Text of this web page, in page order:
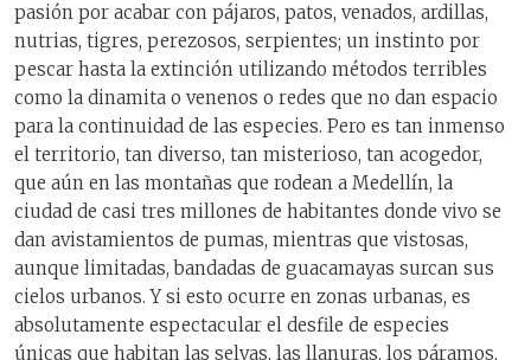
pasión por acabar con pájaros, patos, venados, ardillas,
nutrias, tigres, perezosos, serpientes; un instinto por
pescar hasta la extinción utilizando métodos terribles
como la dinamita o venenos o redes que no dan espacio
para la continuidad de las especies. Pero es tan inmenso
el territorio, tan diverso, tan misterioso, tan acogedor,
que aún en las montañas que rodean a Medellín, la
ciudad de casi tres millones de habitantes donde vivo se
dan avistamientos de pumas, mientras que vistosas,
aunque limitadas, bandadas de guacamayas surcan sus
cielos urbanos. Y si esto ocurre en zonas urbanas, es
absolutamente espectacular el desfile de especies
únicas que habitan las selvas, las llanuras, los páramos,